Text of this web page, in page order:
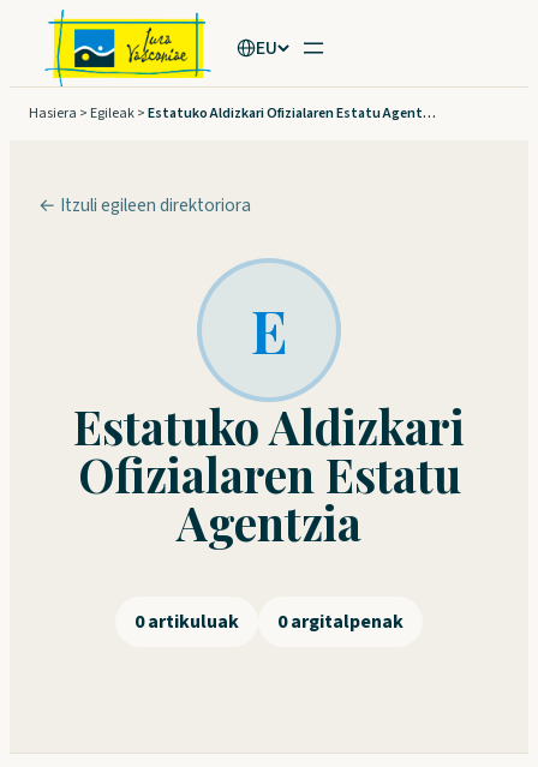
edukira
EU
Hasiera > Egileak> Estatuko Aldizkari Ofizialaren Estatu Agentzia
← Itzuli egileen direktoriora
E
Estatuko Aldizkari
Ofizialaren Estatu
Agentzia
0 artikuluak 0 argitalpenak